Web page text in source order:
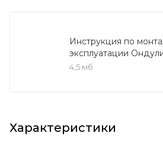
Инструкция по
эксплуатации
4,5 мб
Характеристики